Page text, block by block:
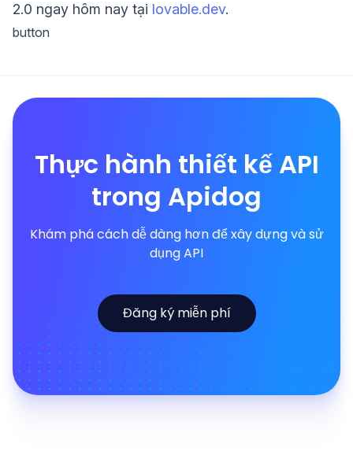
2.0 ngay hôm nay tại lovable.dev.
button
Thực hành thiết kế API
trong Apidog
Khám phá cách dễ dàng hơn để xây dựng và sử
dụng API
Đăng ký miễn phí